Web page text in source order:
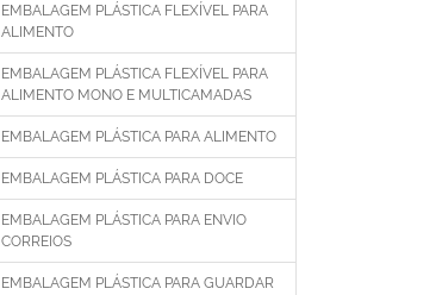
EMBALAGEM PLÁSTICA FLEXÍVEL PARA
ALIMENTO
EMBALAGEM PLÁSTICA FLEXÍVEL PARA
ALIMENTO MONO E MULTICAMADAS
EMBALAGEM PLÁSTICA PARA ALIMENTO
EMBALAGEM PLÁSTICA PARA DOCE
EMBALAGEM PLÁSTICA PARA ENVIO
CORREIOS
EMBALAGEM PLÁSTICA PARA GUARDAR